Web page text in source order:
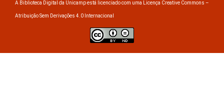
A Biblioteca Digital da Unicamp está licenciado com uma Licença Creative Commons –
Atribuição Sem Derivações 4.0 Internacional